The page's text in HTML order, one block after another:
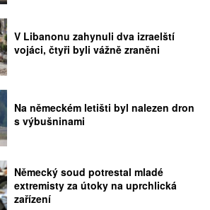
V Libanonu zahynuli dva izraelští
vojáci, čtyři byli vážně zraněni
Na německém letišti byl nalezen dron
s výbušninami
Německý soud potrestal mladé
extremisty za útoky na uprchlická
zařízení